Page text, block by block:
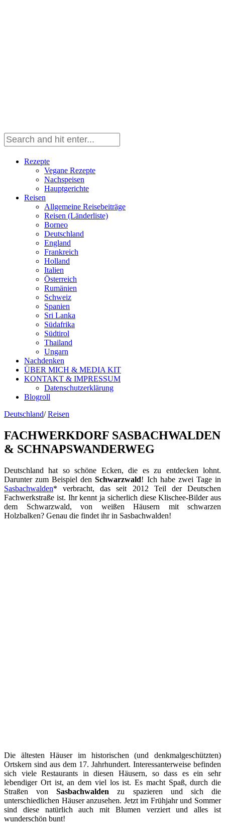
Rezepte
Vegane Rezepte
Nachspeisen
Hauptgerichte
Reisen
Allgemeine Reisebeiträge
Reisen (Länderliste)
Borneo
Deutschland
England
Frankreich
Holland
Italien
Österreich
Rumänien
Schweiz
Spanien
Sri Lanka
Südafrika
Südtirol
Thailand
Ungarn
Nachdenken
ÜBER MICH & MEDIA KIT
KONTAKT & IMPRESSUM
Datenschutzerklärung
Blogroll
Deutschland/ Reisen
FACHWERKDORF SASBACHWALDEN
& SCHNAPSWANDERWEG
Deutschland hat so schöne Ecken, die es zu entdecken lohnt.
Darunter zum Beispiel denSchwarzwald! Ich habe zwei Tage in
Sasbachwalden* verbracht, das seit 2012 Teil der Deutschen
Fachwerkstraße ist. Ihr kennt ja sicherlich diese Klischee-Bilder aus
dem Schwarzwald, von weißen Häusern mit schwarzen
Holzbalken? Genau die findet ihr in Sasbachwalden!
Die ältesten Häuser im historischen (und denkmalgeschützten)
Ortskern sind aus dem 17. Jahrhundert. Interessanterweise befinden
sich viele Restaurants in diesen Häusern, so dass es ein sehr
lebendiger Ort ist, an dem viel los ist. Es macht Spaß, durch die
Straßen vonSasbachwaldenzu spazieren und sich die
unterschiedlichen Häuser anzusehen. Jetzt im Frühjahr und Sommer
sind diese natürlich auch mit Blumen verziert und alles ist
wunderschön bunt!